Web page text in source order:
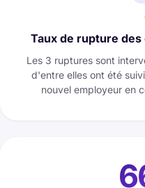
Taux de rupture
Les 3 ruptures sont
d'entre elles ont été
nouvel employeur en